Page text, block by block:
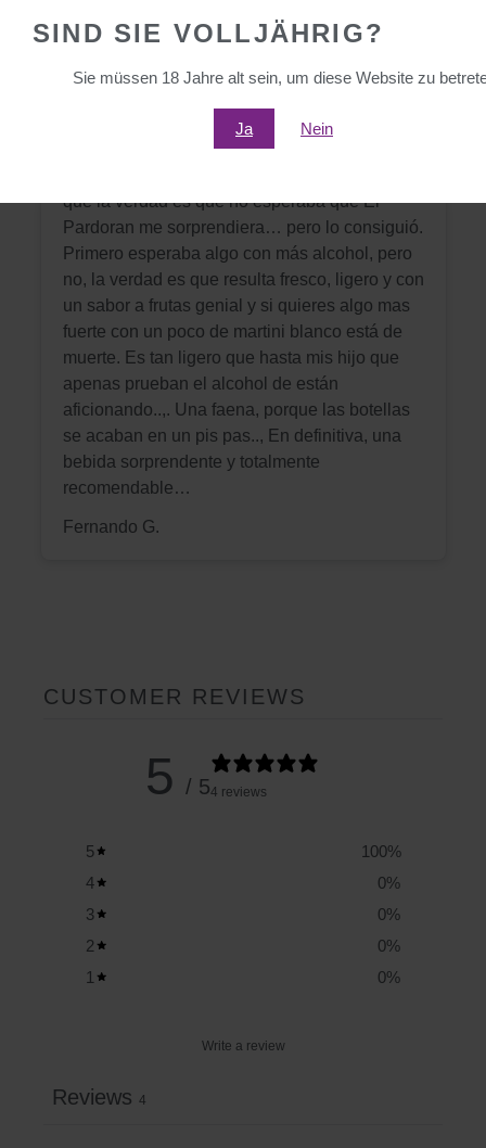
SIND SIE VOLLJÄHRIG?
Sie müssen 18 Jahre alt sein, um diese Website zu
Ja Nein
Toda una experiencia..,!!!
que la verdad es que no esperaba que El
Pardoran me sorprendiera… pero lo consiguió.
Primero esperaba algo con más alcohol, pero
no, la verdad es que resulta fresco, ligero y con
un sabor a frutas genial y si quieres algo mas
fuerte con un poco de martini blanco está de
muerte. Es tan ligero que hasta mis hijo que
apenas prueban el alcohol de están
aficionando..,. Una faena, porque las botellas
se acaban en un pis pas.., En definitiva, una
bebida sorprendente y totalmente
recomendable…
Fernando G.
CUSTOMER REVIEWS
5 / 54 reviews
5 100%
4
0%
3
0%
2
0%
1
0%
Write a review
Reviews 4